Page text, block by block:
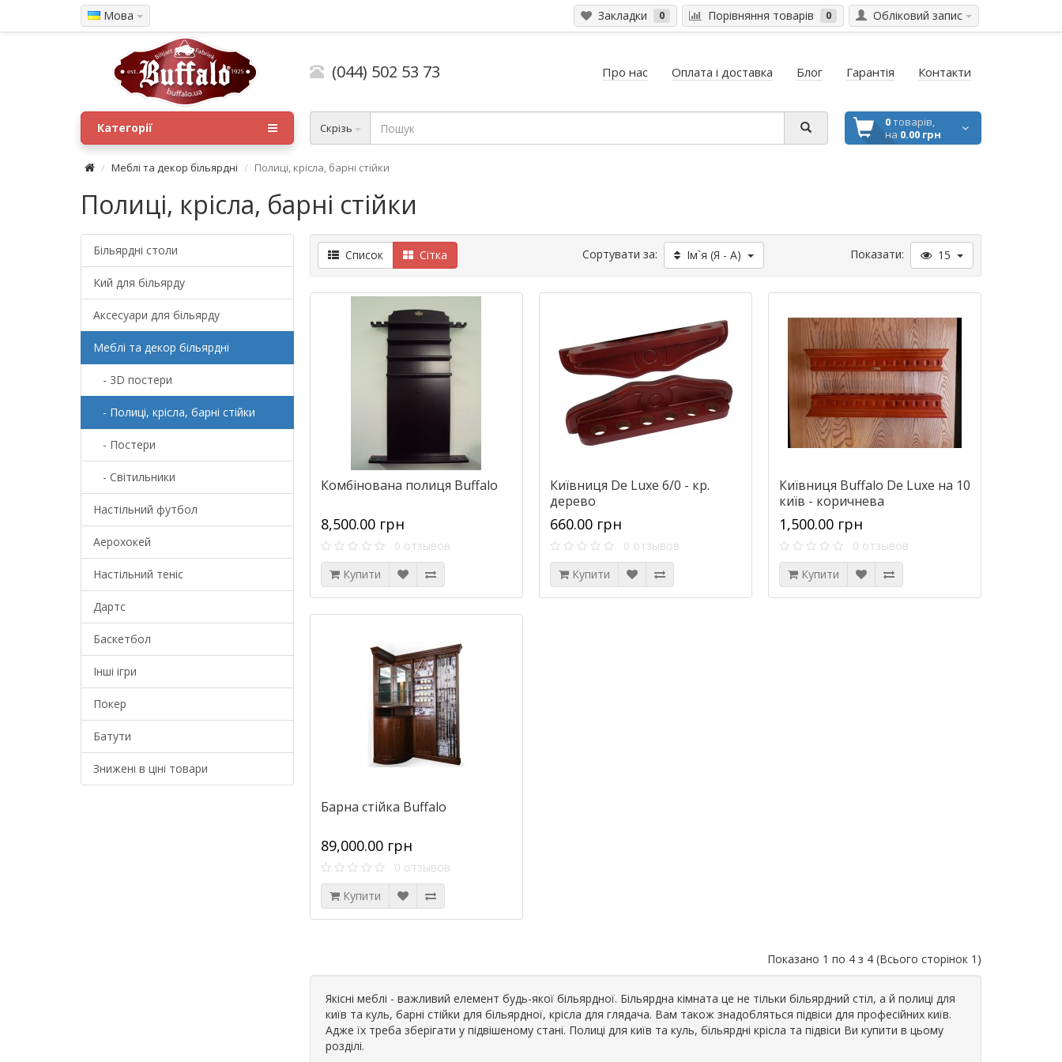
Мова Обліковий запис
Закладки 0 Порівняння товарів 0
(044) 502 53 73 Про нас Оплата і доставка Блог Гарантія Контакти
Скрізь 0товарів,
на 0.00 грн
Категорії
Меблі та декор більярдні Полиці, крісла, барні стійки
Полиці, крісла, барні стійки
Більярдні столи
Кий для більярду
Аксесуари для більярду
Меблі та декор більярдні
- 3D постери
- Полиці, крісла, барні стійки
- Постери
- Світильники
Настільний футбол
Аерохокей
Настільний теніс
Дартс
Баскетбол
Інші ігри
Покер
Батути
Знижені в ціні товари
Список Сітка Сортувати за: Ім`я (Я - A) Показати: 15
Комбінована полиця Buffalo
8,500.00 грн
0 отзывов
Купити
Київниця De Luxe 6/0 - кр.
дерево
660.00 грн
0 отзывов
Купити
Київниця Buffalo De Luxe на 10
київ - коричнева
1,500.00 грн
0 отзывов
Купити
Барна стійка Buffalo
89,000.00 грн
0 отзывов
Купити
Показано 1 по 4 з 4 (Всього сторінок 1)
Якісні меблі - важливий елемент будь-якої більярдної. Більярдна кімната це не тільки більярдний стіл, а й полиці для
київ та куль, барні стійки для більярдної, крісла для глядача. Вам також знадобляться підвіси для професійних київ.
Адже їх треба зберігати у підвішеному стані. Полиці для київ та куль, більярдні крісла та підвіси Ви купити в цьому
розділі.